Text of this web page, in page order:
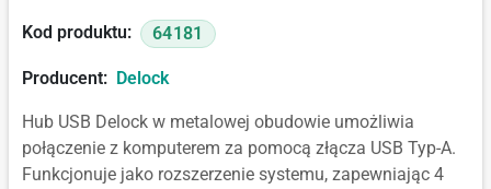
Kod produktu: 64181
Producent: Delock
Hub USB Delock w metalowej obudowie umożliwia
połączenie z komputerem za pomocą złącza USB Typ-A.
Funkcjonuje jako rozszerzenie systemu, zapewniając 4